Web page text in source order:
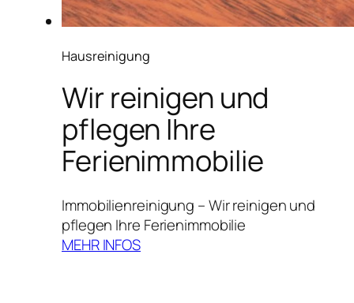
Hausreinigung
Wir reinigen und
pflegen Ihre
Ferienimmobilie
Immobilienreinigung – Wir reinigen und
pflegen Ihre Ferienimmobilie
MEHR INFOS